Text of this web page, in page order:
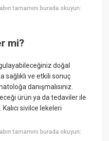
tamamını burada okuyun:
mi?
doğal
ve etkili sonuç
danışmalısınız.
ürün ya da tedaviler ile
sivilce lekeleri
tamamını burada okuyun: